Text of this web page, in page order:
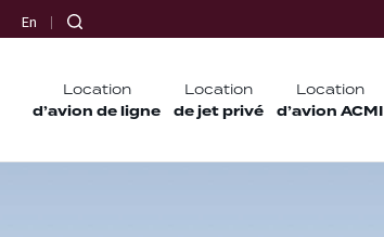
En
Location
d’avion de ligne
Location
de jet privé
Location
d’avion ACMI